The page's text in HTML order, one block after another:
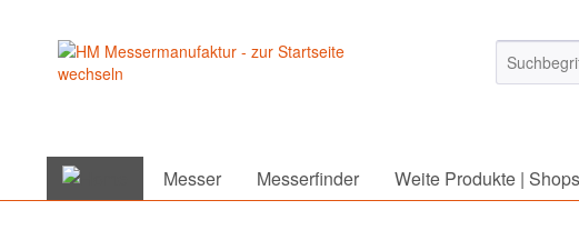
Messer Messerfinder Weite Produkte | Shops